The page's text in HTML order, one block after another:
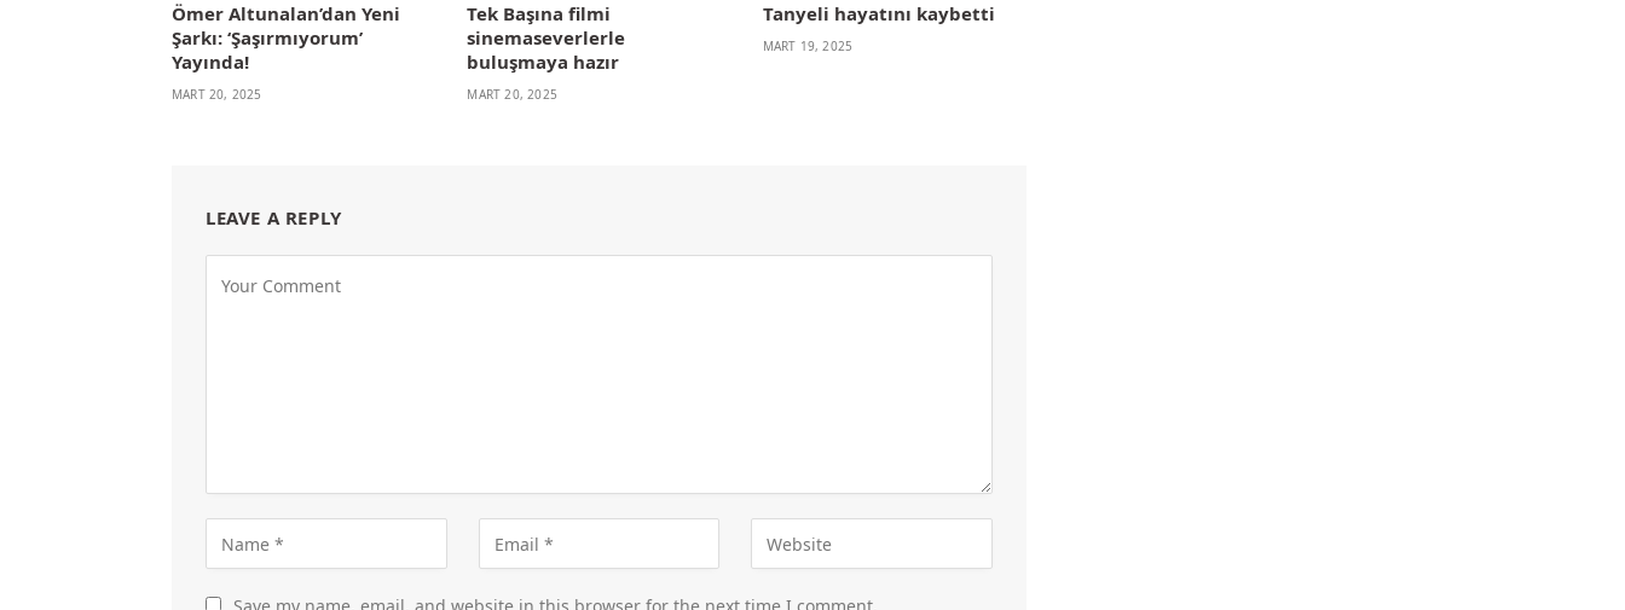
Ömer Altunalan’dan Yeni
Şarkı: ‘Şaşırmıyorum’
Yayında!
MART 20, 2025
Tek Başına filmi
sinemaseverlerle
buluşmaya hazır
MART 20, 2025
Tanyeli hayatını kaybetti
MART 19, 2025
LEAVE A REPLY